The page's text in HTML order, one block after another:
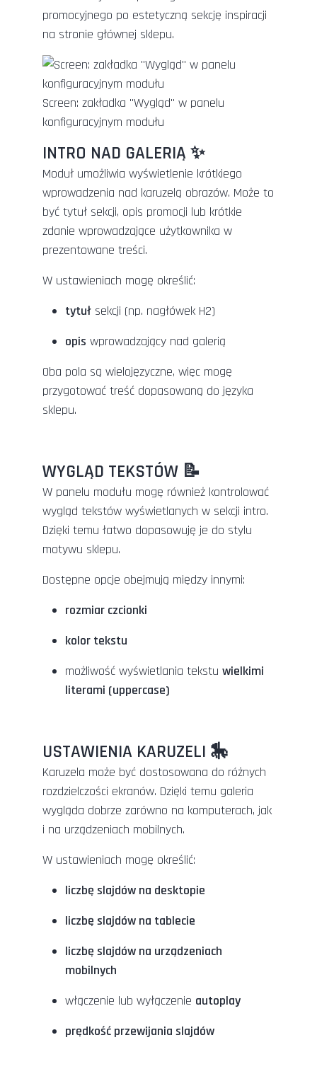
promocyjnego po estetyczną sekcję inspiracji
na stronie głównej sklepu.
Screen: zakładka "Wygląd" w panelu
konfiguracyjnym modułu
INTRO NAD GALERIĄ ✨
Moduł umożliwia wyświetlenie krótkiego
wprowadzenia nad karuzelą obrazów. Może to
być tytuł sekcji, opis promocji lub krótkie
zdanie wprowadzające użytkownika w
prezentowane treści.
W ustawieniach mogę określić:
tytuł sekcji (np. nagłówek H2)
opis wprowadzający nad galerią
Oba pola są wielojęzyczne, więc mogę
przygotować treść dopasowaną do języka
sklepu.
WYGLĄD TEKSTÓW 📝
W panelu modułu mogę również kontrolować
wygląd tekstów wyświetlanych w sekcji intro.
Dzięki temu łatwo dopasowuję je do stylu
motywu sklepu.
Dostępne opcje obejmują między innymi:
rozmiar czcionki
kolor tekstu
możliwość wyświetlania tekstu wielkimi
literami (uppercase)
USTAWIENIA KARUZELI 🎠
Karuzela może być dostosowana do różnych
rozdzielczości ekranów. Dzięki temu galeria
wygląda dobrze zarówno na komputerach, jak
i na urządzeniach mobilnych.
W ustawieniach mogę określić:
liczbę slajdów na desktopie
liczbę slajdów na tablecie
liczbę slajdów na urządzeniach
mobilnych
włączenie lub wyłączenie autoplay
prędkość przewijania slajdów